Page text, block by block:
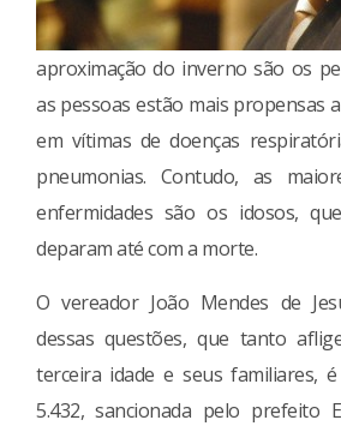
aproximação do inverno são os
as pessoas estão mais propensas
em vítimas de doenças
pneumonias. Contudo, as
enfermidades são os idosos,
deparam até com a morte.
O vereador João Mendes de
dessas questões, que tanto
terceira idade e seus familiares,
5.432, sancionada pelo prefeito